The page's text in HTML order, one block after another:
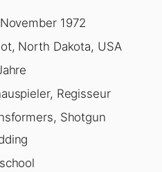
1972
North Dakota, USA
Regisseur
Shotgun